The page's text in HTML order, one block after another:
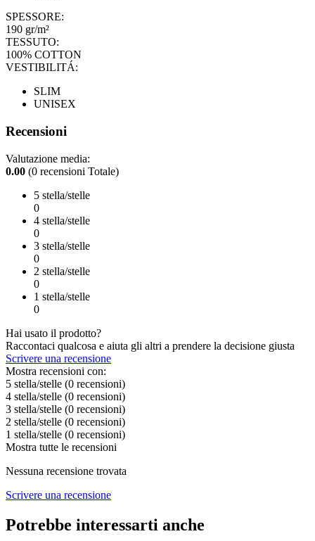
SPESSORE:
190 gr/m²
TESSUTO:
100% COTTON
VESTIBILITÁ:
SLIM
UNISEX
Recensioni
Valutazione media:
0.00 (0 recensioni Totale)
5 stella/stelle
0
4 stella/stelle
0
3 stella/stelle
0
2 stella/stelle
0
1 stella/stelle
0
Hai usato il prodotto?
Raccontaci qualcosa e aiuta gli altri a prendere la decisione giusta
Scrivere una recensione
Mostra recensioni con:
5 stella/stelle (0 recensioni)
4 stella/stelle (0 recensioni)
3 stella/stelle (0 recensioni)
2 stella/stelle (0 recensioni)
1 stella/stelle (0 recensioni)
Mostra tutte le recensioni
Nessuna recensione trovata
Scrivere una recensione
Potrebbe interessarti anche